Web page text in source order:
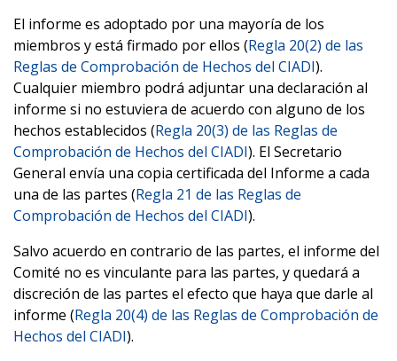
El informe es adoptado por una mayoría de los
miembros y está firmado por ellos (Regla 20(2) de las
Reglas de Comprobación de Hechos del CIADI).
Cualquier miembro podrá adjuntar una declaración al
informe si no estuviera de acuerdo con alguno de los
hechos establecidos (Regla 20(3) de las Reglas de
Comprobación de Hechos del CIADI). El Secretario
General envía una copia certificada del Informe a cada
una de las partes (Regla 21 de las Reglas de
Comprobación de Hechos del CIADI).
Salvo acuerdo en contrario de las partes, el informe del
Comité no es vinculante para las partes, y quedará a
discreción de las partes el efecto que haya que darle al
informe (Regla 20(4) de las Reglas de Comprobación de
Hechos del CIADI).